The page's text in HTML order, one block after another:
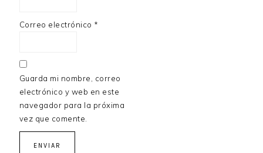
Correo electrónico *
Guarda mi nombre, correo
electrónico y web en este
navegador para la próxima
vez que comente.